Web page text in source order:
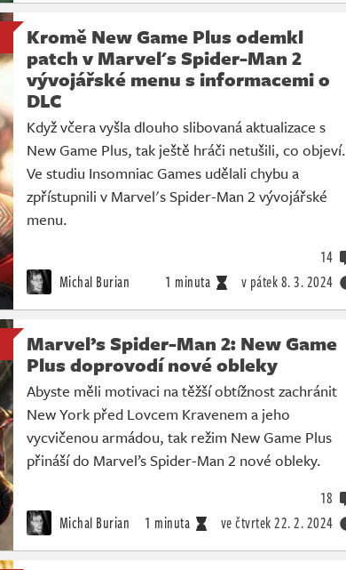
Kromě New Game Plus odemkl
patch v Marvel's Spider-Man 2
vývojářské menu s informacemi o
DLC
Když včera vyšla dlouho slibovaná aktualizace s
New Game Plus, tak ještě hráči netušili, co objeví.
Ve studiu Insomniac Games udělali chybu a
zpřístupnili v Marvel's Spider-Man 2 vývojářské
menu.
Michal Burian 1 minuta v pátek8. 3. 2024
14
Marvel’s Spider-Man 2: New Game
Plus doprovodí nové obleky
Abyste měli motivaci na těžší obtížnost zachránit
New York před Lovcem Kravenem a jeho
vycvičenou armádou, tak režim New Game Plus
přináší do Marvel’s Spider-Man 2 nové obleky.
Michal Burian 1 minuta ve čtvrtek22. 2. 2024
18